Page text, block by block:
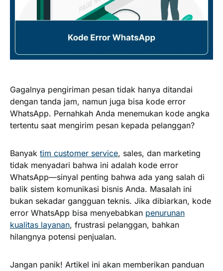
Gagalnya pengiriman pesan tidak hanya ditandai
dengan tanda jam, namun juga bisa kode error
WhatsApp. Pernahkah Anda menemukan kode angka
tertentu saat mengirim pesan kepada pelanggan?
Banyak tim customer service, sales, dan marketing
tidak menyadari bahwa ini adalah kode error
WhatsApp—sinyal penting bahwa ada yang salah di
balik sistem komunikasi bisnis Anda. Masalah ini
bukan sekadar gangguan teknis. Jika dibiarkan, kode
error WhatsApp bisa menyebabkan penurunan
kualitas layanan, frustrasi pelanggan, bahkan
hilangnya potensi penjualan.
Jangan panik! Artikel ini akan memberikan panduan